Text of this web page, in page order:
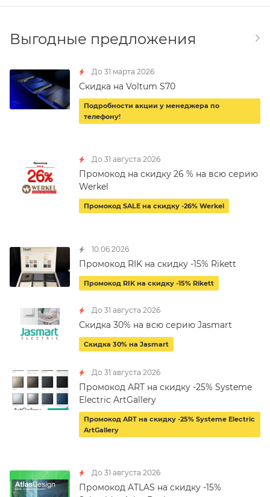
Выгодные предложения
До 31 марта 2026
Скидка на Voltum S70
Подробности акции у менеджера по
телефону!
До 31 августа 2026
Промокод на скидку 26 % на всю серию
Werkel
Промокод SALE на скидку -26% Werkel
10.06.2026
Промокод RIK на скидку -15% Rikett
Промокод RIK на скидку -15% Rikett
До 31 августа 2026
Скидка 30% на всю серию Jasmart
Скидка 30% на Jasmart
До 31 августа 2026
Промокод ART на скидку -25% Systeme
Electric ArtGallery
Промокод ART на скидку -25% Systeme Electric
ArtGallery
До 31 августа 2026
Промокод ATLAS на скидку -15%